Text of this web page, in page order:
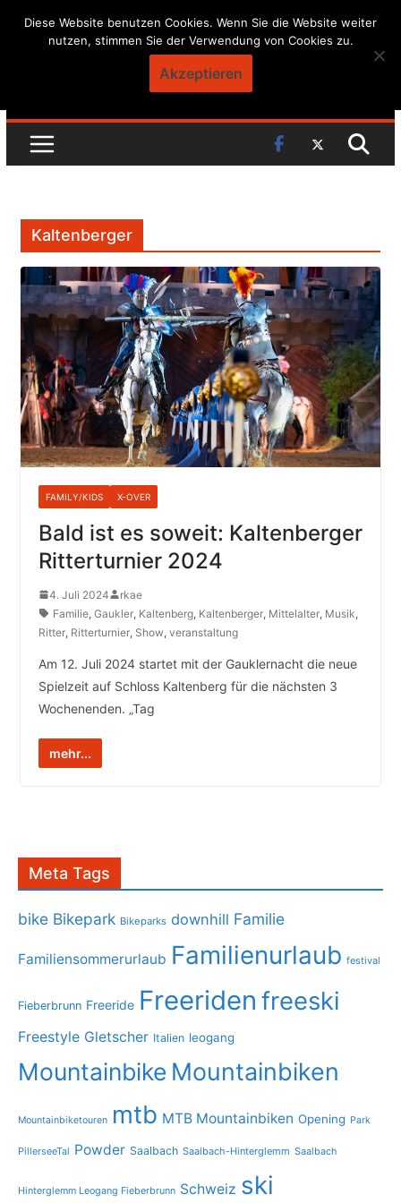
Skip
Kaltenberger
FAMILY/KIDS X-OVER
Bald ist es soweit: Kaltenberger
Ritterturnier 2024
4. Juli 2024
rkae
Familie, Gaukler, Kaltenberg, Kaltenberger, Mittelalter, Musik,
Ritter, Ritterturnier, Show, veranstaltung
Am 12. Juli 2024 startet mit der Gauklernacht die neue
Spielzeit auf Schloss Kaltenberg für die nächsten 3
Wochenenden. „Tag
mehr...
Meta Tags
bike Bikepark Bikeparks downhill Familie
Familiensommerurlaub Familienurlaub festival
Fieberbrunn Freeride Freeriden freeski
Freestyle Gletscher Italien leogang
Mountainbike Mountainbiken
Mountainbiketouren mtb MTB Mountainbiken Opening Park
PillerseeTal Powder Saalbach Saalbach-Hinterglemm Saalbach
Hinterglemm Leogang Fieberbrunn Schweiz ski
Diese Website benutzen Cookies. Wenn Sie die Website weiter
nutzen, stimmen Sie der Verwendung von Cookies zu.
Akzeptieren